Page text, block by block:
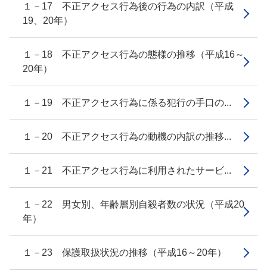
１－17 不正アクセス行為後の行為の内訳（平成
19、20年）
１－18 不正アクセス行為の態様の推移（平成16～
20年）
１－19 不正アクセス行為に係る犯行の手口の...
１－20 不正アクセス行為の動機の内訳の推移...
１－21 不正アクセス行為に利用されたサービ...
１－22 男女別、年齢層別自殺者数の状況（平成20
年）
１－23 保護取扱状況の推移（平成16～20年）